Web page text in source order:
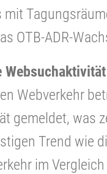
mit
OTB-ADR-
Websuchaktivität
Webverkehr
gemeldet, was
Trend wie
im